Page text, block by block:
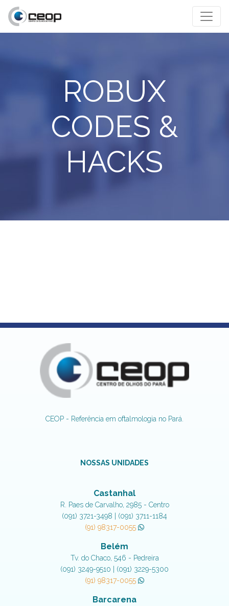
ROBUX
CODES &
HACKS
CEOP - Referência em oftalmologia no Pará.
NOSSAS UNIDADES
Castanhal
R. Paes de Carvalho, 2985 - Centro
(091) 3721-3498 | (091) 3711-1184
(91) 98317-0055
Belém
Tv. do Chaco, 546 - Pedreira
(091) 3249-9510 | (091) 3229-5300
(91) 98317-0055
Barcarena